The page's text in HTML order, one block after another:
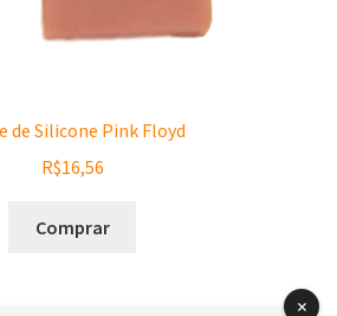
de Silicone Pink Floyd
R$16,56
Comprar